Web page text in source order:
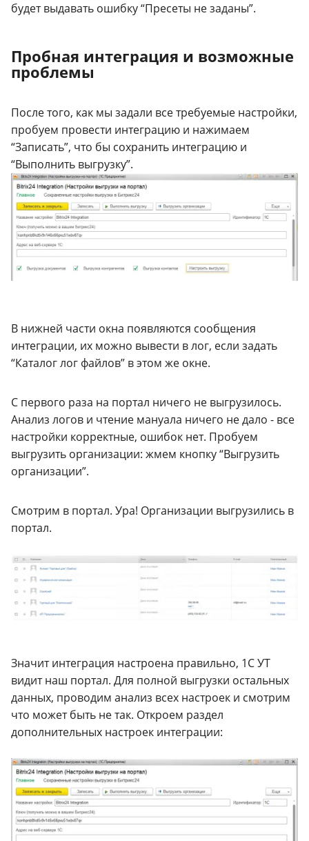
будет выдавать ошибку “Пресеты не заданы”.
Пробная интеграция и возможные
проблемы
После того, как мы задали все требуемые настройки,
пробуем провести интеграцию и нажимаем
“Записать”, что бы сохранить интеграцию и
“Выполнить выгрузку”.
В нижней части окна появляются сообщения
интеграции, их можно вывести в лог, если задать
“Каталог лог файлов” в этом же окне.
С первого раза на портал ничего не выгрузилось.
Анализ логов и чтение мануала ничего не дало - все
настройки корректные, ошибок нет. Пробуем
выгрузить организации: жмем кнопку “Выгрузить
организации”.
Смотрим в портал. Ура! Организации выгрузились в
портал.
Значит интеграция настроена правильно, 1С УТ
видит наш портал. Для полной выгрузки остальных
данных, проводим анализ всех настроек и смотрим
что может быть не так. Откроем раздел
дополнительных настроек интеграции: